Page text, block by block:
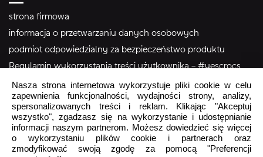
strona firmowa
informacja o przetwarzaniu danych osobowych
podmiot odpowiedzialny za bezpieczeństwo produktu
Regulamin wykorzystania treści użytkownika – #yescrocs
Obsługa Klienta
Pon - Pt9:00 - 16:00
Sob - NdzZamknięte
Nasza strona internetowa wykorzystuje pliki cookie w celu
zapewnienia funkcjonalności, wydajności strony, analizy,
spersonalizowanych treści i reklam. Klikając "Akceptuj
wszystko", zgadzasz się na wykorzystanie i udostępnianie
informacji naszym partnerom. Możesz dowiedzieć się więcej
o wykorzystaniu plików cookie i partnerach oraz
zmodyfikować swoją zgodę za pomocą "Preferencji